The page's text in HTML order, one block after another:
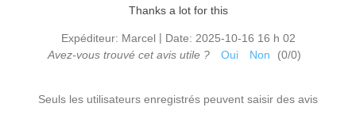
Thanks a lot for this
Expéditeur: Marcel | Date: 2025-10-16 16 h 02
Avez-vous trouvé cet avis utile ?
Oui Non (0/0)
Seuls les utilisateurs enregistrés peuvent saisir des avis